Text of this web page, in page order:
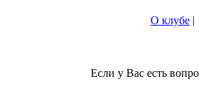
О клубе |
Если у Вас есть